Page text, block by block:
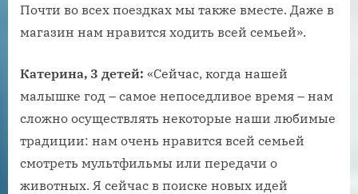
Почти во всех поездках мы также вместе. Даже в
магазин нам нравится ходить всей семьей».
Катерина, 3 детей: «Сейчас, когда нашей
малышке год – самое непоседливое время – нам
сложно осуществлять некоторые наши любимые
традиции: нам очень нравится всей семьей
смотреть мультфильмы или передачи о
животных. Я сейчас в поиске новых идей